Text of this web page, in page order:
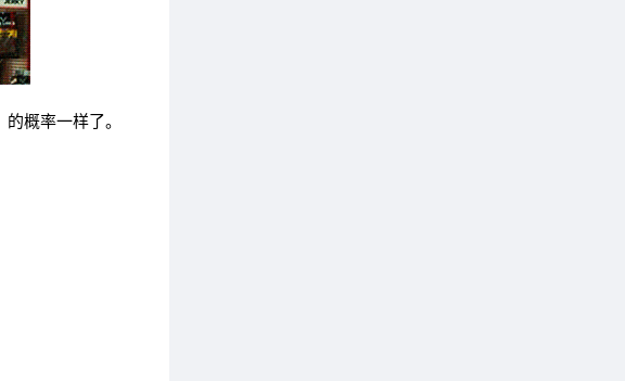
概率一样了。